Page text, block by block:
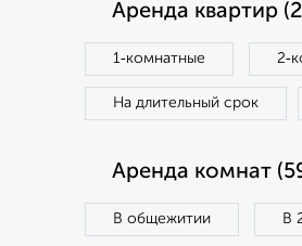
Аренда квартир
1‑комнатные
На длительный срок
Аренда комнат
В общежитии В